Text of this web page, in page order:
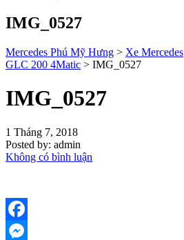
IMG_0527
Mercedes Phú Mỹ Hưng > Xe Mercedes
GLC 200 4Matic > IMG_0527
IMG_0527
1 Tháng 7, 2018
Posted by: admin
Không có bình luận
Facebook